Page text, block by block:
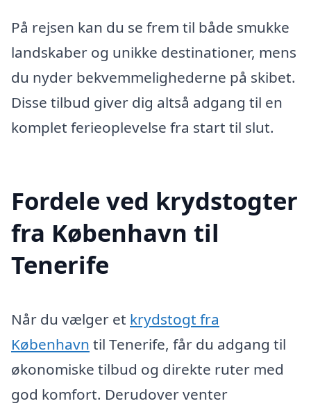
På rejsen kan du se frem til både smukke
landskaber og unikke destinationer, mens
du nyder bekvemmelighederne på skibet.
Disse tilbud giver dig altså adgang til en
komplet ferieoplevelse fra start til slut.
Fordele ved krydstogter
fra København til
Tenerife
Når du vælger et krydstogt fra
København til Tenerife, får du adgang til
økonomiske tilbud og direkte ruter med
god komfort. Derudover venter